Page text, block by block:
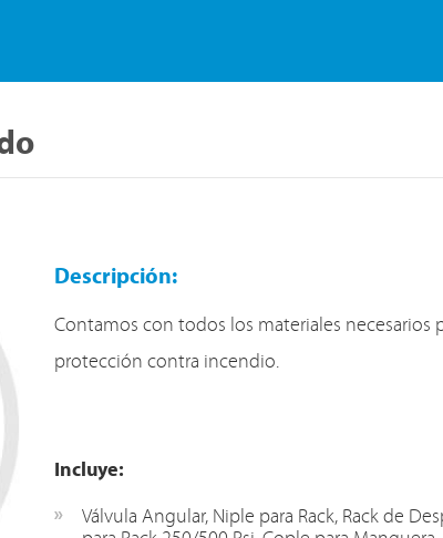
Descripción:
Contamos con todos los materiales
protección contra incendio.
Incluye:
Válvula Angular, Niple para Rack, Rack de